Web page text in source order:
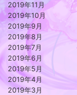
2019年11月
2019年10月
2019年9月
2019年8月
2019年7月
2019年6月
2019年5月
2019年4月
2019年3月